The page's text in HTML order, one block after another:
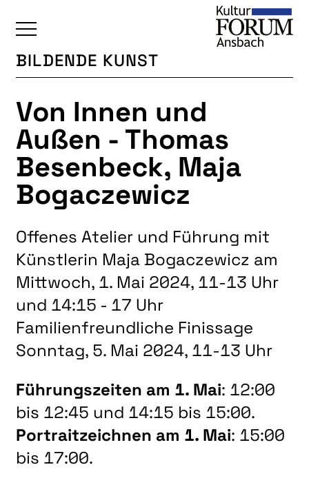
ÜBERSICHT
KALENDER
UNSERE BEREICHE
BAUKULTUR
BILDENDE KUNST
FOTOGRUPPE
INTERKULTUR
JUNGE KUNSTSCHULE
KUNSTREISEN
LITERATUR
MUSIK
NATUR & STRUKTUR
ÜBER UNS
DER VEREIN
KUNSTHAUS R3
SPECKDRUMM HALLE
BILDENDE KUNST
Von Innen und
Außen - Thomas
Besenbeck, Maja
Bogaczewicz
Offenes Atelier und Führung mit
Künstlerin Maja Bogaczewicz am
Mittwoch, 1. Mai 2024, 11-13 Uhr
und 14:15 - 17 Uhr
Familienfreundliche Finissage
Sonntag, 5. Mai 2024, 11-13 Uhr
Führungszeiten am 1. Mai: 12:00
bis 12:45 und 14:15 bis 15:00.
Portraitzeichnen am 1. Mai: 15:00
bis 17:00.